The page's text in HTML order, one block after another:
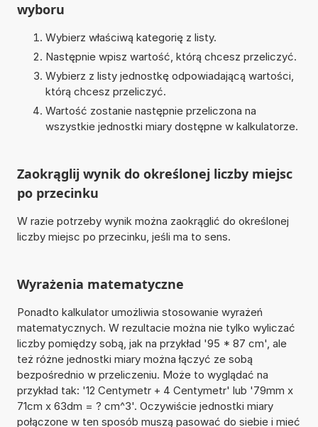
wyboru
Wybierz właściwą kategorię z listy.
Następnie wpisz wartość, którą chcesz przeliczyć.
Wybierz z listy jednostkę odpowiadającą wartości,
którą chcesz przeliczyć.
Wartość zostanie następnie przeliczona na
wszystkie jednostki miary dostępne w kalkulatorze.
Zaokrąglij wynik do określonej liczby miejsc
po przecinku
W razie potrzeby wynik można zaokrąglić do określonej
liczby miejsc po przecinku, jeśli ma to sens.
Wyrażenia matematyczne
Ponadto kalkulator umożliwia stosowanie wyrażeń
matematycznych. W rezultacie można nie tylko wyliczać
liczby pomiędzy sobą, jak na przykład '95 * 87 cm', ale
też różne jednostki miary można łączyć ze sobą
bezpośrednio w przeliczeniu. Może to wyglądać na
przykład tak: '12 Centymetr + 4 Centymetr' lub '79mm x
71cm x 63dm = ? cm^3'. Oczywiście jednostki miary
połączone w ten sposób muszą pasować do siebie i mieć